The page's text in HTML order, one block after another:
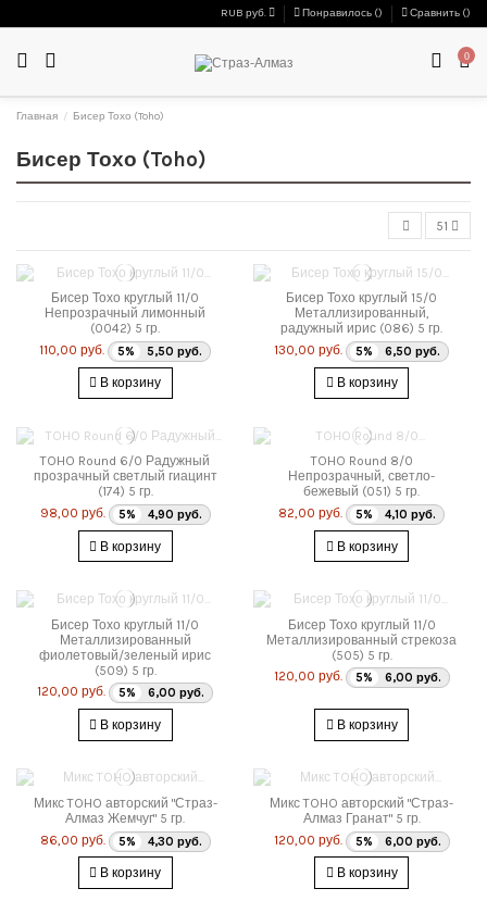
RUB руб. Понравилось () Сравнить ()
0
Главная Бисер Тохо (Toho)
Бисер Тохо (Toho)
51
Бисер Тохо круглый 11/0
Непрозрачный лимонный
(0042) 5 гр.
110,00 руб.
5% 5,50 руб.
В корзину
Бисер Тохо круглый 15/0
Металлизированный,
радужный ирис (086) 5 гр.
130,00 руб.
5% 6,50 руб.
В корзину
TOHO Round 6/0 Радужный
прозрачный светлый гиацинт
(174) 5 гр.
98,00 руб.
5% 4,90 руб.
В корзину
TOHO Round 8/0
Непрозрачный, светло-
бежевый (051) 5 гр.
82,00 руб.
5% 4,10 руб.
В корзину
Бисер Тохо круглый 11/0
Металлизированный
фиолетовый/зеленый ирис
(509) 5 гр.
120,00 руб.
5% 6,00 руб.
В корзину
Бисер Тохо круглый 11/0
Металлизированный стрекоза
(505) 5 гр.
120,00 руб.
5% 6,00 руб.
В корзину
Микс TOHO авторский "Страз-
Алмаз Жемчуг" 5 гр.
86,00 руб.
5% 4,30 руб.
В корзину
Микс TOHO авторский "Страз-
Алмаз Гранат" 5 гр.
120,00 руб.
5% 6,00 руб.
В корзину